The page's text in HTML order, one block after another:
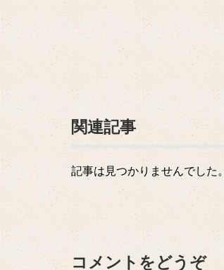
関連記事
記事は見つかりませんでした。
コメントをどうぞ